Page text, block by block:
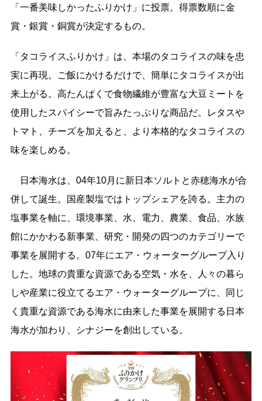
「一番美味しかったふりかけ」に投票。得票数順に金
賞・銀賞・銅賞が決定するもの。
「タコライスふりかけ」は、本場のタコライスの味を忠
実に再現。ご飯にかけるだけで、簡単にタコライスが出
来上がる。高たんぱくで食物繊維が豊富な大豆ミートを
使用したスパイシーで旨みたっぷりな商品だ。レタスや
トマト、チーズを加えると、より本格的なタコライスの
味を楽しめる。
日本海水は、04年10月に新日本ソルトと赤穂海水が合
併して誕生。国産製塩ではトップシェアを誇る。主力の
塩事業を軸に、環境事業、水、電力、農業、食品、水族
館にかかわる新事業、研究・開発の四つのカテゴリーで
事業を展開する。07年にエア・ウォーターグループ入り
した。地球の貴重な資源である空気・水を、人々の暮ら
しや産業に役立てるエア・ウォーターグループに、同じ
く貴重な資源である海水に由来した事業を展開する日本
海水が加わり、シナジーを創出している。